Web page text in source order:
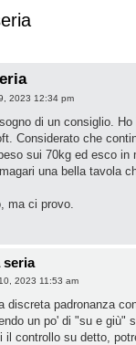
2023 12:34 pm
di un consiglio.
Considerato che
sui 70kg ed esco
una bella tavola
ma ci provo.
seria
2023 11:53 am
discreta padronanza
un po' di "su e giù"
controllo su detto,